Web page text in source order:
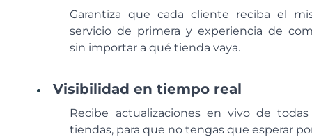
Garantiza que cada cliente reciba el
servicio de primera y experiencia de
sin importar a qué tienda vaya.
Visibilidad en tiempo real
Recibe actualizaciones en vivo de
tiendas, para que no tengas que esperar